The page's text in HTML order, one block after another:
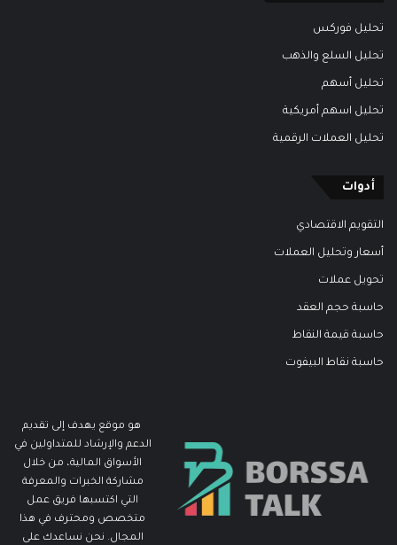
تحليل فوركس
تحليل السلع والذهب
تحليل أسهم
تحليل اسهم أمريكية
تحليل العملات الرقمية
أدوات
التقويم الاقتصادي
أسعار وتحليل العملات
تحويل عملات
حاسبة حجم العقد
حاسبة قيمة النقاط
حاسبة نقاط البيفوت
هو موقع يهدف إلى تقديم
الدعم والإرشاد للمتداولين في
الأسواق المالية، من خلال
مشاركة الخبرات والمعرفة
التي اكتسبها فريق عمل
متخصص ومحترف في هذا
المجال. نحن نساعدك على